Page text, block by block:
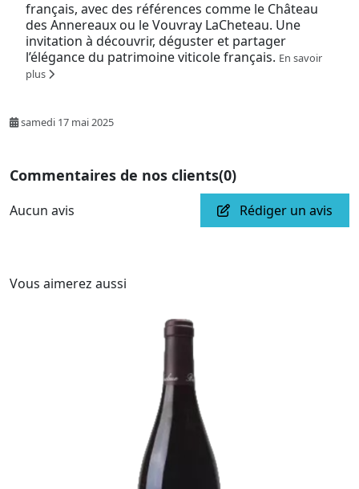
français, avec des références comme le Château
des Annereaux ou le Vouvray LaCheteau. Une
invitation à découvrir, déguster et partager
l’élégance du patrimoine viticole français. En savoir
plus
samedi 17 mai 2025
Commentaires de nos clients(0)
Aucun avis Rédiger un avis
Vous aimerez aussi